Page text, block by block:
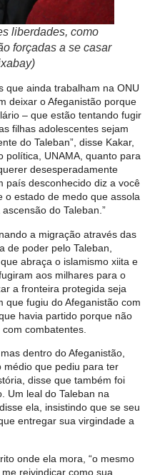
liberdades, como
forçadas a se casar
que ainda trabalham na ONU
deixar o Afeganistão porque
– que estão tentando fugir
filhas adolescentes sejam
do Taleban”, disse Kakar,
política, UNAMA, quanto para
desesperadamente
país desconhecido diz a você
o estado de medo que assola
do Taleban.”
a migração através das
de poder pelo Taleban,
abraça o islamismo xiita e
aos milhares para o
a fronteira protegida seja
que fugiu do Afeganistão com
havia partido porque não
combatentes.
dentro do Afeganistão,
médio que pediu para ter
disse que também foi
Um leal do Taleban na
ela, insistindo que se seu
entregar sua virgindade a
onde ela mora, “o mesmo
reivindicar como sua